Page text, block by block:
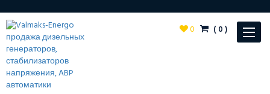
Toggle
0 (0)